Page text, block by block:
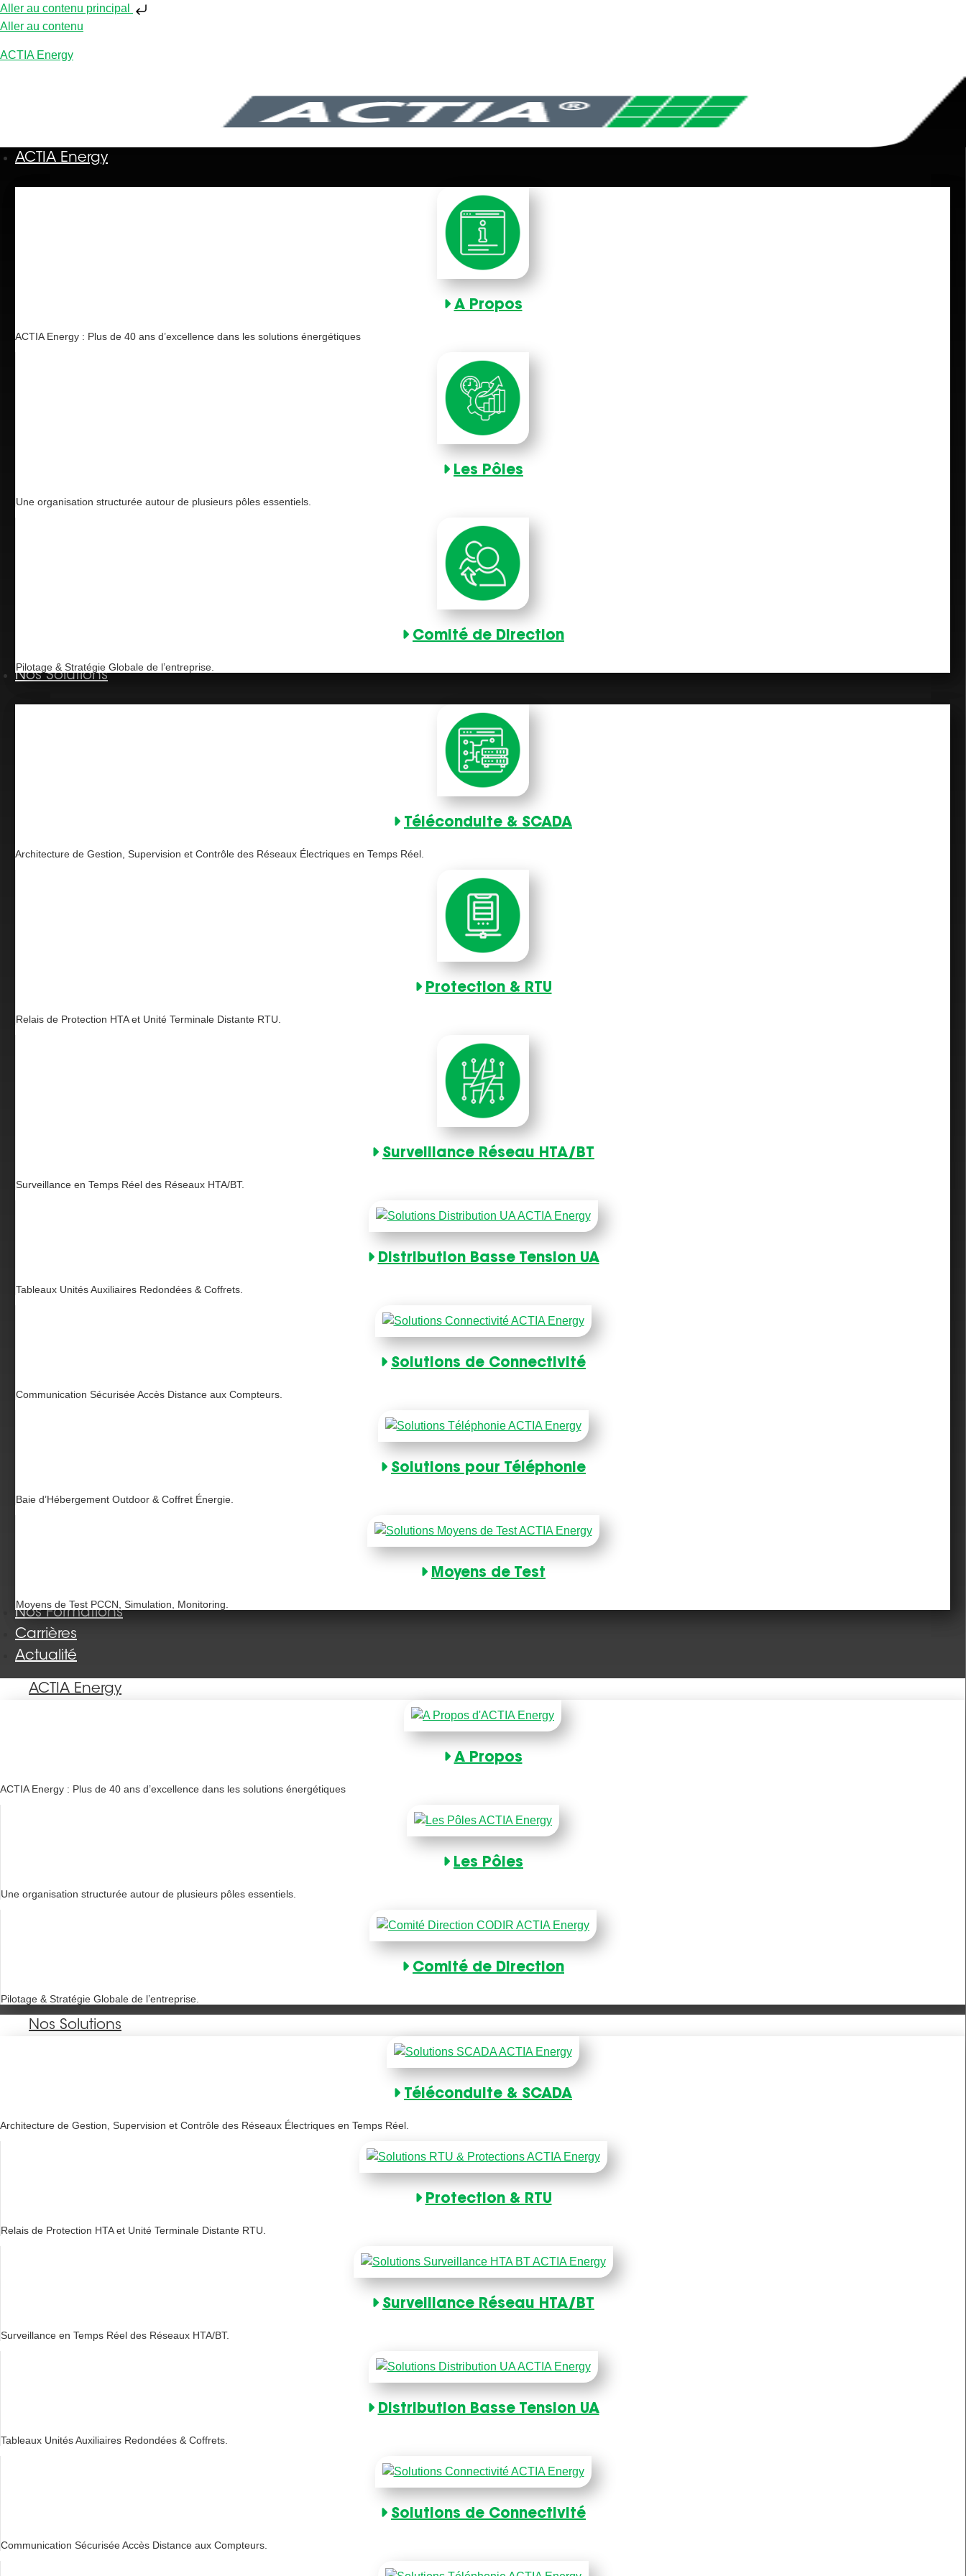
Aller au contenu principal
Aller au contenu
ACTIA Energy
ACTIA Energy
A Propos
ACTIA Energy : Plus de 40 ans d’excellence dans les solutions énergétiques
Les Pôles
Une organisation structurée autour de plusieurs pôles essentiels.
Comité de Direction
Pilotage & Stratégie Globale de l’entreprise.
Nos Solutions
Téléconduite & SCADA
Architecture de Gestion, Supervision et Contrôle des Réseaux Électriques en Temps Réel.
Protection & RTU
Relais de Protection HTA et Unité Terminale Distante RTU.
Surveillance Réseau HTA/BT
Surveillance en Temps Réel des Réseaux HTA/BT.
Distribution Basse Tension UA
Tableaux Unités Auxiliaires Redondées & Coffrets.
Solutions de Connectivité
Communication Sécurisée Accès Distance aux Compteurs.
Solutions pour Téléphonie
Baie d’Hébergement Outdoor & Coffret Énergie.
Moyens de Test
Moyens de Test PCCN, Simulation, Monitoring.
Nos Formations
Carrières
Actualité
ACTIA Energy
A Propos
ACTIA Energy : Plus de 40 ans d’excellence dans les solutions énergétiques
Les Pôles
Une organisation structurée autour de plusieurs pôles essentiels.
Comité de Direction
Pilotage & Stratégie Globale de l’entreprise.
Nos Solutions
Téléconduite & SCADA
Architecture de Gestion, Supervision et Contrôle des Réseaux Électriques en Temps Réel.
Protection & RTU
Relais de Protection HTA et Unité Terminale Distante RTU.
Surveillance Réseau HTA/BT
Surveillance en Temps Réel des Réseaux HTA/BT.
Distribution Basse Tension UA
Tableaux Unités Auxiliaires Redondées & Coffrets.
Solutions de Connectivité
Communication Sécurisée Accès Distance aux Compteurs.